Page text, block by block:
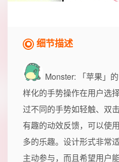
细节描述
Monster: 「苹果」
样化的手势操作在用户选
过不同的手势如轻触、双
有趣的动效反馈，可以使
多的乐趣。设计形式非常
主动参与，而且希望用户